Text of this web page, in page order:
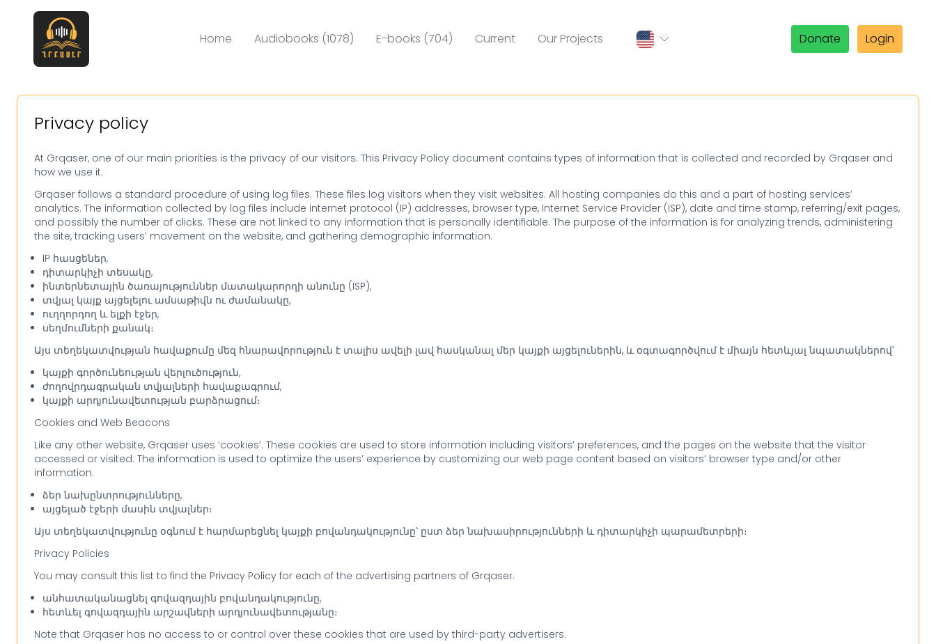
Donate Login
Home Audiobooks (1078) E-books (704) Current Our Projects
Privacy policy
At Grqaser, one of our main priorities is the privacy of our visitors. This Privacy Policy document contains types of information that is collected and recorded by Grqaser and
how we use it.
Grqaser follows a standard procedure of using log files. These files log visitors when they visit websites. All hosting companies do this and a part of hosting services’
analytics. The information collected by log files include internet protocol (IP) addresses, browser type, Internet Service Provider (ISP), date and time stamp, referring/exit pages,
and possibly the number of clicks. These are not linked to any information that is personally identifiable. The purpose of the information is for analyzing trends, administering
the site, tracking users’ movement on the website, and gathering demographic information.
IP հասցեներ,
դիտարկիչի տեսակը,
ինտերնետային ծառայություններ մատակարորղի անունը (ISP),
տվյալ կայք այցելելու ամսաթիվն ու ժամանակը,
ուղղորդող և ելքի էջեր,
սեղմումների քանակ։
Այս տեղեկատվության հավաքումը մեզ հնարավորություն է տալիս ավելի լավ հասկանալ մեր կայքի այցելուներին, և օգտագործվում է միայն հետևյալ նպատակներով՝
կայքի գործունեության վերլուծություն,
ժողովրդագրական տվյալների հավաքագրում,
կայքի արդյունավետության բարձրացում։
Cookies and Web Beacons
Like any other website, Grqaser uses ‘cookies’. These cookies are used to store information including visitors’ preferences, and the pages on the website that the visitor
accessed or visited. The information is used to optimize the users’ experience by customizing our web page content based on visitors’ browser type and/or other
information.
ձեր նախընտրությունները,
այցելած էջերի մասին տվյալներ։
Այս տեղեկատվությունը օգնում է հարմարեցնել կայքի բովանդակությունը՝ ըստ ձեր նախասիրությունների և դիտարկիչի պարամետրերի։
Privacy Policies
You may consult this list to find the Privacy Policy for each of the advertising partners of Grqaser.
անհատականացնել գովազդային բովանդակությունը,
հետևել գովազդային արշավների արդյունավետությանը։
Note that Grqaser has no access to or control over these cookies that are used by third-party advertisers.